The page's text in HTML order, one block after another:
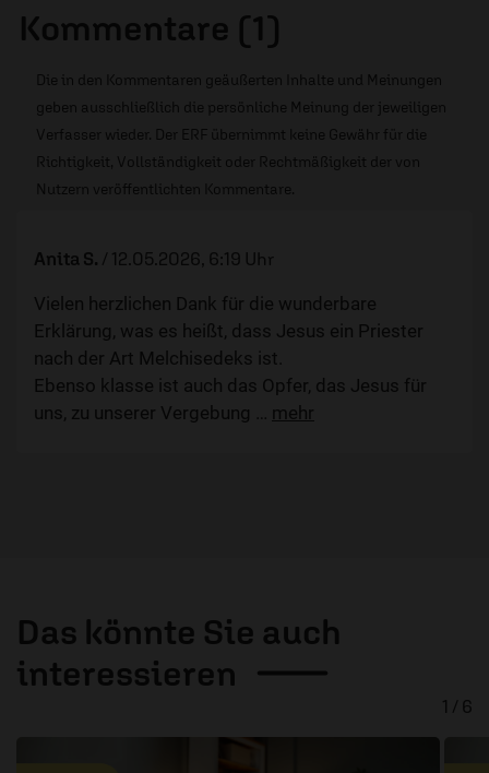
Kommentare (1)
Die in den Kommentaren geäußerten Inhalte und Meinungen
geben ausschließlich die persönliche Meinung der jeweiligen
Verfasser wieder. Der ERF übernimmt keine Gewähr für die
Richtigkeit, Vollständigkeit oder Rechtmäßigkeit der von
Nutzern veröffentlichten Kommentare.
Anita S. / 12.05.2026, 6:19 Uhr
Vielen herzlichen Dank für die wunderbare
Erklärung, was es heißt, dass Jesus ein Priester
nach der Art Melchisedeks ist.
Ebenso klasse ist auch das Opfer, das Jesus für
uns, zu unserer Vergebung
… mehr
Das könnte Sie auch
interessieren
1 / 6